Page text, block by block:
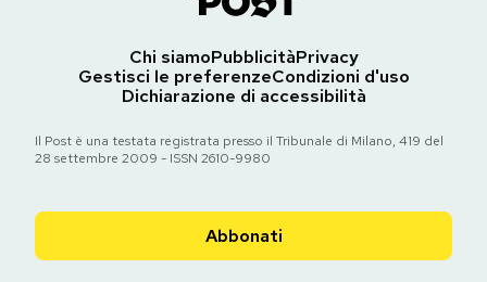
Chi siamoPubblicitàPrivacy
Gestisci le preferenzeCondizioni d'uso
Dichiarazione di accessibilità
Il Post è una testata registrata presso il Tribunale di Milano, 419 del
28 settembre 2009 - ISSN 2610-9980
Abbonati